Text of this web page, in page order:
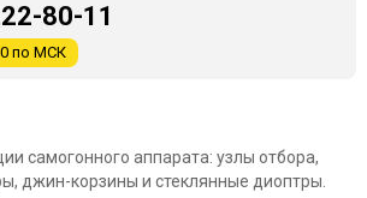
80-11
по МСК
самогонного аппарата: узлы отбора,
джин-корзины и стеклянные диоптры.